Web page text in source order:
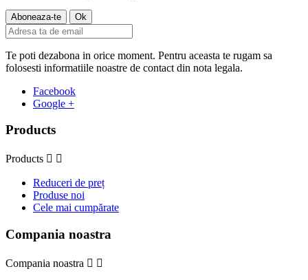
Te poti dezabona in orice moment. Pentru aceasta te rugam sa
folosesti informatiile noastre de contact din nota legala.
Facebook
Google +
Products
Products  
Reduceri de preț
Produse noi
Cele mai cumpărate
Compania noastra
Compania noastra  